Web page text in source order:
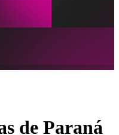
de Paraná